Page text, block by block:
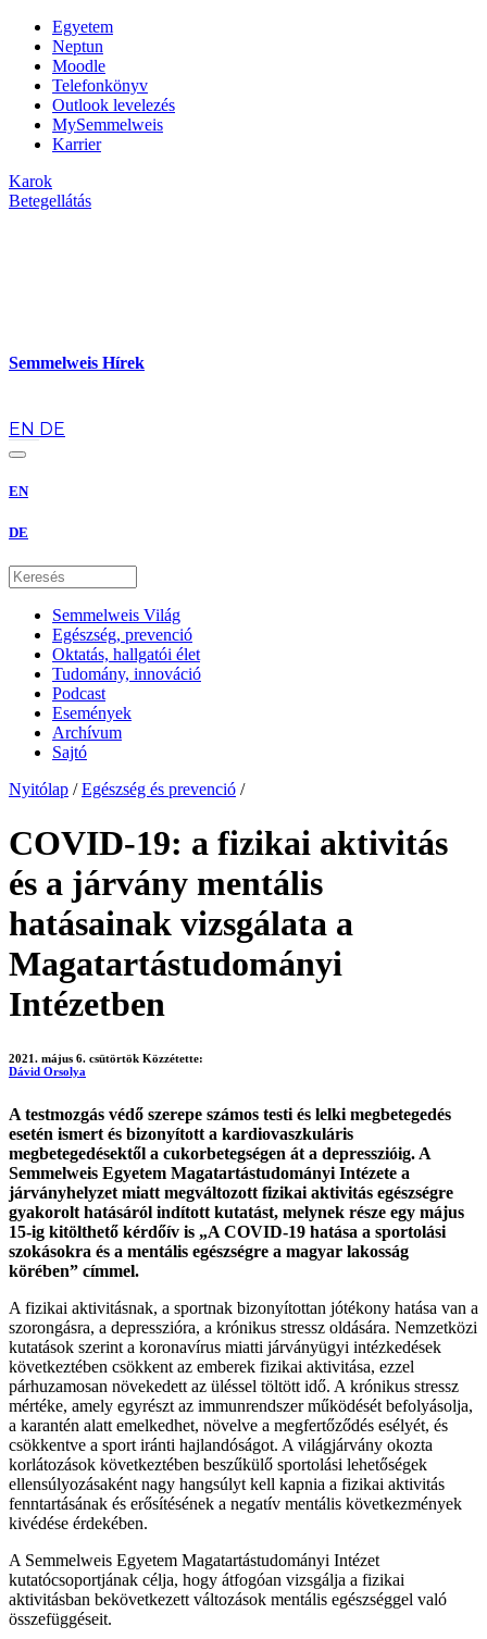
Egyetem
Neptun
Moodle
Telefonkönyv
Outlook levelezés
MySemmelweis
Karrier
Karok
Betegellátás
Semmelweis Hírek
EN DE
EN
DE
Semmelweis Világ
Egészség, prevenció
Oktatás, hallgatói élet
Tudomány, innováció
Podcast
Események
Archívum
Sajtó
Nyitólap / Egészség és prevenció /
COVID-19: a fizikai aktivitás
és a járvány mentális
hatásainak vizsgálata a
Magatartástudományi
Intézetben
2021. május 6. csütörtök Közzétette:
Dávid Orsolya
A testmozgás védő szerepe számos testi és lelki megbetegedés
esetén ismert és bizonyított a kardiovaszkuláris
megbetegedésektől a cukorbetegségen át a depresszióig. A
Semmelweis Egyetem Magatartástudományi Intézete a
járványhelyzet miatt megváltozott fizikai aktivitás egészségre
gyakorolt hatásáról indított kutatást, melynek része egy május
15-ig kitölthető kérdőív is „A COVID-19 hatása a sportolási
szokásokra és a mentális egészségre a magyar lakosság
körében” címmel.
A fizikai aktivitásnak, a sportnak bizonyítottan jótékony hatása van a
szorongásra, a depresszióra, a krónikus stressz oldására. Nemzetközi
kutatások szerint a koronavírus miatti járványügyi intézkedések
következtében csökkent az emberek fizikai aktivitása, ezzel
párhuzamosan növekedett az üléssel töltött idő. A krónikus stressz
mértéke, amely egyrészt az immunrendszer működését befolyásolja,
a karantén alatt emelkedhet, növelve a megfertőződés esélyét, és
csökkentve a sport iránti hajlandóságot. A világjárvány okozta
korlátozások következtében beszűkülő sportolási lehetőségek
ellensúlyozásaként nagy hangsúlyt kell kapnia a fizikai aktivitás
fenntartásának és erősítésének a negatív mentális következmények
kivédése érdekében.
A Semmelweis Egyetem Magatartástudományi Intézet
kutatócsoportjának célja, hogy átfogóan vizsgálja a fizikai
aktivitásban bekövetkezett változások mentális egészséggel való
összefüggéseit.